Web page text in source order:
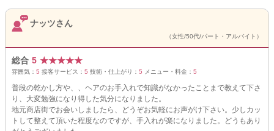
ナッツさん
（女性/50代/パート・アルバイト）
総合 5 ★★★★★
雰囲気： 5 接客サービス： 5 技術・仕上がり： 5 メニュー・料金： 5
普段の乾かし方や、、ヘアのお手入れで知識がなかったことまで教えて下さ
り、大変勉強になり得した気分になりました。
地元商店街でお会いしましたら、どうぞお気軽にお声がけ下さい。少しカッ
トして整えて頂いた程度なのですが、手入れが楽になりました。どうもあり